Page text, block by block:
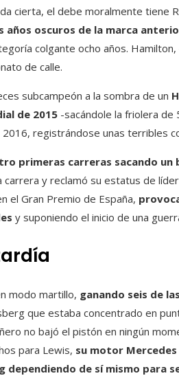
cierta, el debe moralmente tiene
años oscuros de la marca
colgante ocho años.
de calle.
subcampeón a la sombra de un
de 2015 -sacándole la friolera de
2016, registrándose unas terribles
primeras carreras sacando un
carrera y reclamó su estatus de
el Gran Premio de España,
y suponiendo el inicio de una
modo martillo, ganando seis de
que estaba concentrado en
no bajó el pistón en ningún
para Lewis, su motor Mercedes
dependiendo de sí mismo para